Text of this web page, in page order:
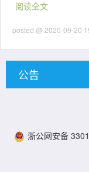
阅读全文
posted @ 2020-09-20
公告
浙公网安备